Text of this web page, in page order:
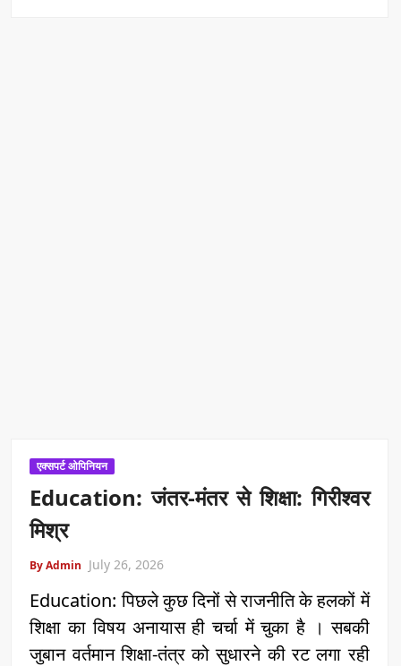
एक्सपर्ट ओपिनियन
Education: जंतर-मंतर से शिक्षा: गिरीश्वर
मिश्र
By Admin July 26, 2026
Education: पिछले कुछ दिनों से राजनीति के हलकों में
शिक्षा का विषय अनायास ही चर्चा में चुका है । सबकी
जुबान वर्तमान शिक्षा-तंत्र को सुधारने की रट लगा रही